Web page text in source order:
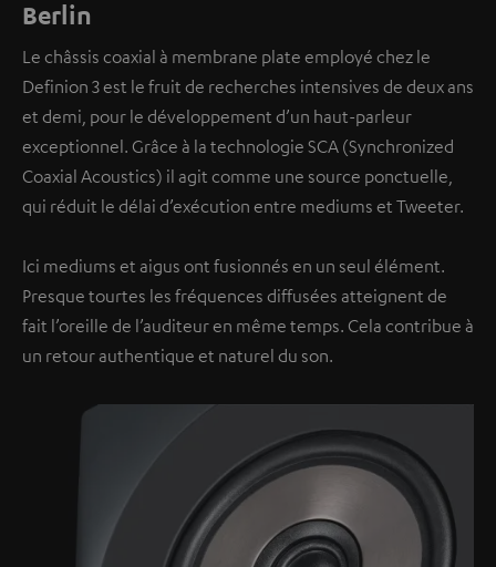
Berlin
Le châssis coaxial à membrane plate employé chez le
Definion 3 est le fruit de recherches intensives de deux ans
et demi, pour le développement d’un haut-parleur
exceptionnel. Grâce à la technologie SCA (Synchronized
Coaxial Acoustics) il agit comme une source ponctuelle,
qui réduit le délai d’exécution entre mediums et Tweeter.
Ici mediums et aigus ont fusionnés en un seul élément.
Presque tourtes les fréquences diffusées atteignent de
fait l’oreille de l’auditeur en même temps. Cela contribue à
un retour authentique et naturel du son.